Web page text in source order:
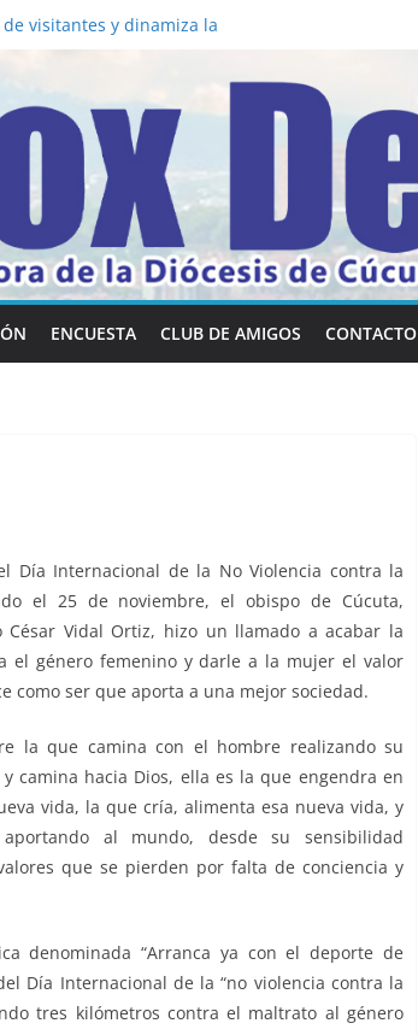
visitantes y dinamiza la
de hablarlo en
Película Toy Story 5 y el
su identidad
visual
ENCUESTA CLUB DE AMIGOS CONTACTO
Día Internacional de la No Violencia contra la
el 25 de noviembre, el obispo de Cúcuta,
César Vidal Ortiz, hizo un llamado a acabar la
el género femenino y darle a la mujer el valor
como ser que aporta a una mejor sociedad.
la que camina con el hombre realizando su
camina hacia Dios, ella es la que engendra en
vida, la que cría, alimenta esa nueva vida, y
al mundo, desde su sensibilidad
que se pierden por falta de conciencia y
denominada “Arranca ya con el deporte de
Día Internacional de la “no violencia contra la
tres kilómetros contra el maltrato al género